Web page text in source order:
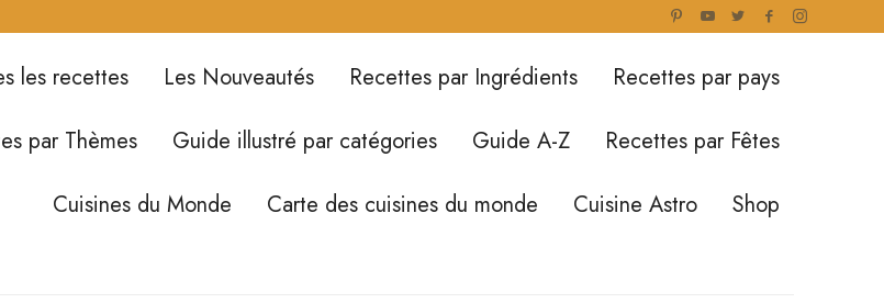
les recettes Les Nouveautés Recettes par Ingrédients
Recettes par pays
par Thèmes
Guide illustré par catégories Guide A-Z
Recettes par Fêtes
Cuisines du Monde
Carte des cuisines du monde Cuisine Astro Shop